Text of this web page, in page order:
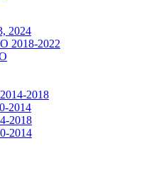
2024
2018-2022
2018
2014
2018
2014